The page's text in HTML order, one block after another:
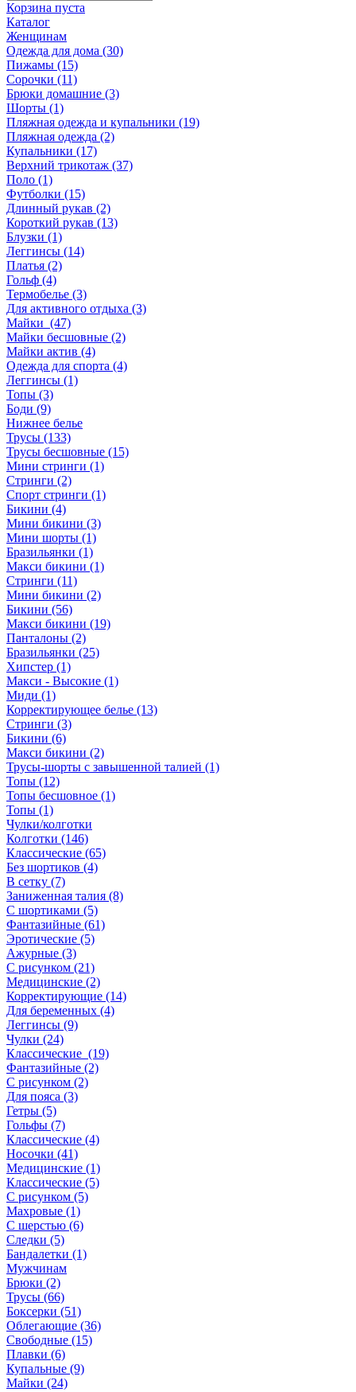
Корзина пуста
Каталог
Женщинам
Одежда для дома (30)
Пижамы (15)
Сорочки (11)
Брюки домашние (3)
Шорты (1)
Пляжная одежда и купальники (19)
Пляжная одежда (2)
Купальники (17)
Верхний трикотаж (37)
Поло (1)
Футболки (15)
Длинный рукав (2)
Короткий рукав (13)
Блузки (1)
Леггинсы (14)
Платья (2)
Гольф (4)
Термобелье (3)
Для активного отдыха (3)
Майки (47)
Майки бесшовные (2)
Майки актив (4)
Одежда для спорта (4)
Леггинсы (1)
Топы (3)
Боди (9)
Нижнее белье
Трусы (133)
Трусы бесшовные (15)
Мини стринги (1)
Стринги (2)
Спорт стринги (1)
Бикини (4)
Мини бикини (3)
Мини шорты (1)
Бразильянки (1)
Макси бикини (1)
Стринги (11)
Мини бикини (2)
Бикини (56)
Макси бикини (19)
Панталоны (2)
Бразильянки (25)
Хипстер (1)
Макси - Высокие (1)
Миди (1)
Корректирующее белье (13)
Стринги (3)
Бикини (6)
Макси бикини (2)
Трусы-шорты с завышенной талией (1)
Топы (12)
Топы бесшовное (1)
Топы (1)
Чулки/колготки
Колготки (146)
Классические (65)
Без шортиков (4)
В сетку (7)
Заниженная талия (8)
C шортиками (5)
Фантазийные (61)
Эротические (5)
Ажурные (3)
С рисунком (21)
Медицинские (2)
Корректирующие (14)
Для беременных (4)
Леггинсы (9)
Чулки (24)
Классические (19)
Фантазийные (2)
С рисунком (2)
Для пояса (3)
Гетры (5)
Гольфы (7)
Классические (4)
Носочки (41)
Медицинские (1)
Классические (5)
С рисунком (5)
Махровые (1)
С шерстью (6)
Следки (5)
Бандалетки (1)
Мужчинам
Брюки (2)
Трусы (66)
Боксерки (51)
Облегающие (36)
Свободные (15)
Плавки (6)
Купальные (9)
Майки (24)